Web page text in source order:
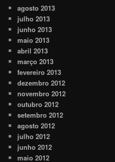
agosto 2013
julho 2013
junho 2013
maio 2013
abril 2013
março 2013
fevereiro 2013
dezembro 2012
novembro 2012
outubro 2012
setembro 2012
agosto 2012
julho 2012
junho 2012
maio 2012